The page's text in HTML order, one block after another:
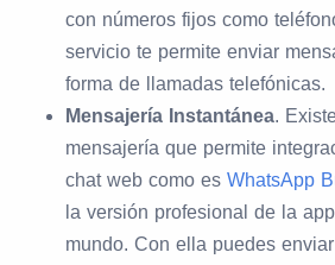
con números fijos como
servicio te permite enviar
forma de llamadas telefónicas.
Mensajería Instantánea.
mensajería que permite
chat web como es WhatsApp
la versión profesional de la
mundo. Con ella puedes